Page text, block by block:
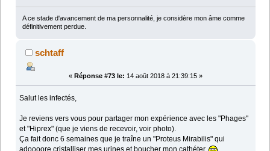
A ce stade d'avancement de ma personnalité, je considère mon âme comme
définitivement perdue.
schtaff
« Réponse #73 le: 14 août 2018 à 21:39:15 »
Salut les infectés,
Je reviens vers vous pour partager mon expérience avec les "Phages"
et "Hiprex" (que je viens de recevoir, voir photo).
Ça fait donc 6 semaines que je traîne un "Proteus Mirabilis" qui
adoooore cristalliser mes urines et boucher mon cathéter.